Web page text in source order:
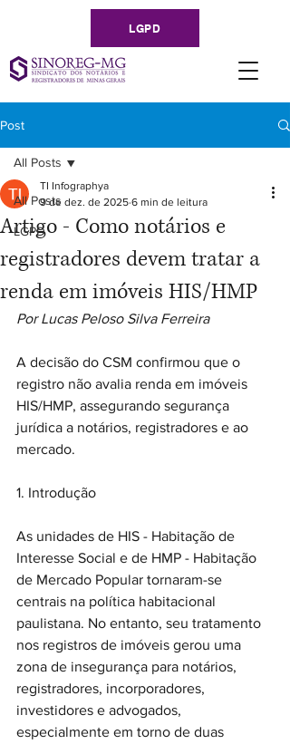
LGPD
Post
All Posts
LGPD
All Posts
Artigo - Como notários e
registradores devem tratar a
renda em imóveis HIS/HMP
TI Infographya
9 de dez. de 2025 6 min de leitura
Por Lucas Peloso Silva Ferreira
A decisão do CSM confirmou que o
registro não avalia renda em imóveis
HIS/HMP, assegurando segurança
jurídica a notários, registradores e ao
mercado.
1. Introdução
As unidades de HIS - Habitação de
Interesse Social e de HMP - Habitação
de Mercado Popular tornaram-se
centrais na política habitacional
paulistana. No entanto, seu tratamento
nos registros de imóveis gerou uma
zona de insegurança para notários,
registradores, incorporadores,
investidores e advogados,
especialmente em torno de duas